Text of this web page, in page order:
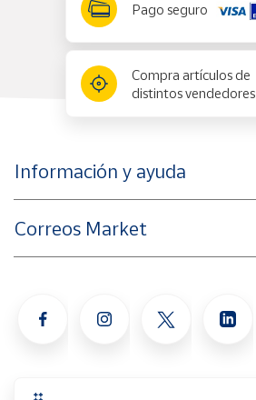
Pago seguro
Compra artículos de
distintos vendedores
Información y ayuda
Correos Market